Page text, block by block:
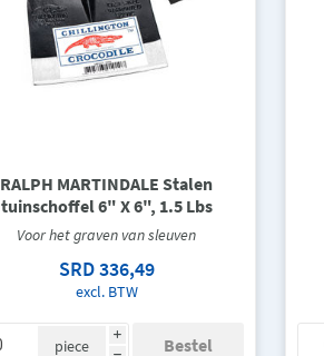
RALPH MARTINDALE Stalen
tuinschoffel 6" X 6", 1.5 Lbs
Voor het graven van sleuven
SRD 336,49
excl. BTW
i
h
piece